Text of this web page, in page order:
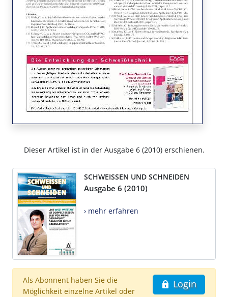
Dieser Artikel ist in der Ausgabe 6 (2010) erschienen.
SCHWEISSEN UND SCHNEIDEN
Ausgabe 6 (2010)
› mehr erfahren
Login
Als Abonnent haben Sie die
Möglichkeit einzelne Artikel oder